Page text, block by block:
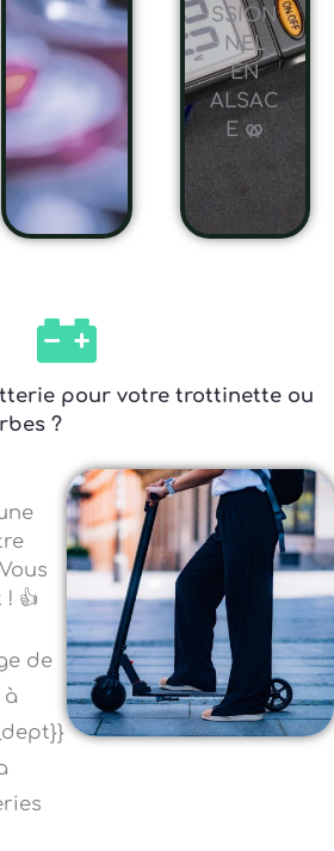
SSION
NEL
EN
ALSAC
E 🥨
pour votre trottinette ou
?
👍
de
à